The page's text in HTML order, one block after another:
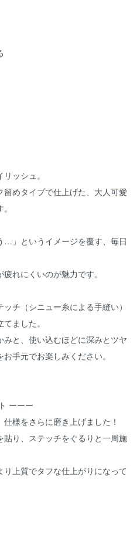
ッシュ。
留めタイプで仕上げた、大人可愛
…」というイメージを覆す、毎日
れにくいのが魅力です。
チ（シニュー糸による手縫い）
ました。
と、使い込むほどに深みとツヤ
手元でお楽しみください。
ーーー
様をさらに磨き上げました！
貼り、ステッチをぐるりと一周施
り上質でタフな仕上がりになって